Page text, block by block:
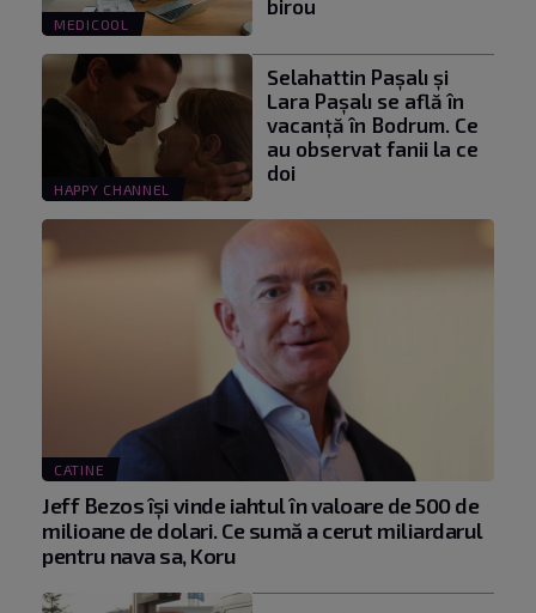
MEDICOOL
birou
HAPPY CHANNEL
Selahattin Paşalı și
Lara Paşalı se află în
vacanță în Bodrum. Ce
au observat fanii la ce
doi
CATINE
Jeff Bezos își vinde iahtul în valoare de 500 de
milioane de dolari. Ce sumă a cerut miliardarul
pentru nava sa, Koru